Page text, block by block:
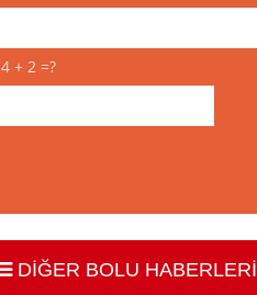
4 + 2 =?
DİĞER BOLU HABERLERİ